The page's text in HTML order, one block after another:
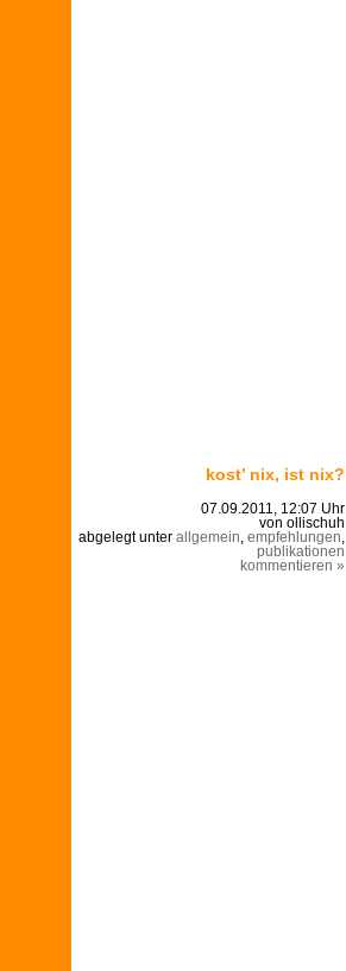
kost’ nix, ist nix?
07.09.2011, 12:07 Uhr
von ollischuh
abgelegt unter allgemein empfehlungen
publikationen
kommentieren »